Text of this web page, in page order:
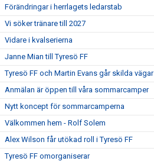
Förändringar i herrlagets ledarstab
Vi söker tränare till 2027
Vidare i kvalserierna
Janne Mian till Tyresö FF
Tyresö FF och Martin Evans går skilda vägar
Anmälan är öppen till våra sommarcamper
Nytt koncept för sommarcamperna
Välkommen hem - Rolf Solem
Alex Wilson får utökad roll i Tyresö FF
Tyresö FF omorganiserar